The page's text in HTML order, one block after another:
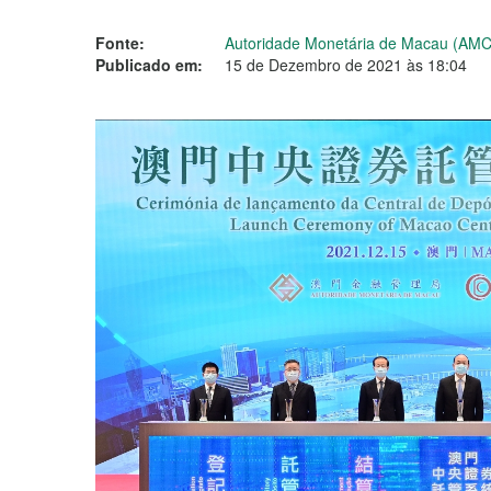
Fonte:
Autoridade Monetária de Macau
Publicado em:
15 de Dezembro de 2021 às 18:04